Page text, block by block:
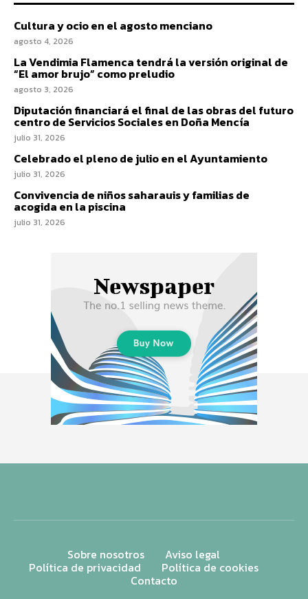
Cultura y ocio en el agosto menciano
agosto 4, 2026
La Vendimia Flamenca tendrá la versión original de
“El amor brujo” como preludio
agosto 3, 2026
Diputación financiará el final de las obras del futuro
centro de Servicios Sociales en Doña Mencía
julio 31, 2026
Celebrado el pleno de julio en el Ayuntamiento
julio 31, 2026
Convivencia de niños saharauis y familias de
acogida en la piscina
julio 31, 2026
Sobre nosotros Aviso legal
Política de privacidad Política de cookies
Contacto